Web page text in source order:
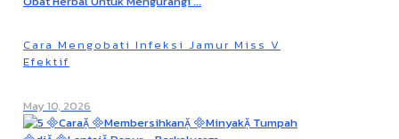
Cara Mengobati Infeksi Jamur Miss V
Efektif
May 10, 2026